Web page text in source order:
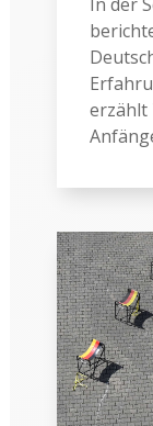
In der
erzählt